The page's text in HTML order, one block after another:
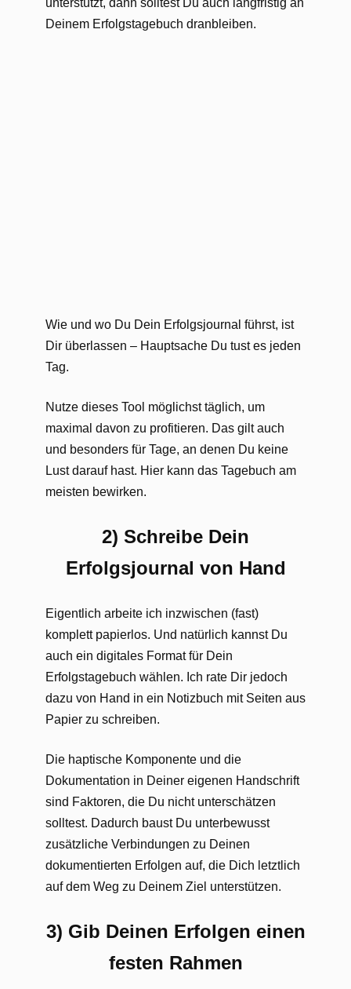
unterstützt, dann solltest Du auch langfristig an
Deinem Erfolgstagebuch dranbleiben.
Wie und wo Du Dein Erfolgsjournal führst, ist
Dir überlassen – Hauptsache Du tust es jeden
Tag.
Nutze dieses Tool möglichst täglich, um
maximal davon zu profitieren. Das gilt auch
und besonders für Tage, an denen Du keine
Lust darauf hast. Hier kann das Tagebuch am
meisten bewirken.
2) Schreibe Dein
Erfolgsjournal von Hand
Eigentlich arbeite ich inzwischen (fast)
komplett papierlos. Und natürlich kannst Du
auch ein digitales Format für Dein
Erfolgstagebuch wählen. Ich rate Dir jedoch
dazu von Hand in ein Notizbuch mit Seiten aus
Papier zu schreiben.
Die haptische Komponente und die
Dokumentation in Deiner eigenen Handschrift
sind Faktoren, die Du nicht unterschätzen
solltest. Dadurch baust Du unterbewusst
zusätzliche Verbindungen zu Deinen
dokumentierten Erfolgen auf, die Dich letztlich
auf dem Weg zu Deinem Ziel unterstützen.
3) Gib Deinen Erfolgen einen
festen Rahmen